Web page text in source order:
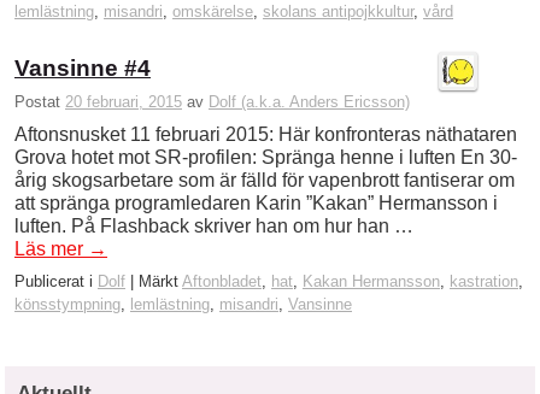
lemlästning, misandri, omskärelse, skolans antipojkkultur, vård
Vansinne #4
Postat 20 februari, 2015 av Dolf (a.k.a. Anders Ericsson)
Aftonsnusket 11 februari 2015: Här konfronteras näthataren
Grova hotet mot SR-profilen: Spränga henne i luften En 30-
årig skogsarbetare som är fälld för vapenbrott fantiserar om
att spränga programledaren Karin ”Kakan” Hermansson i
luften. På Flashback skriver han om hur han …
Läs mer →
Publicerat i Dolf Märkt Aftonbladet hat Kakan Hermansson kastration
könsstympning
lemlästning misandri Vansinne